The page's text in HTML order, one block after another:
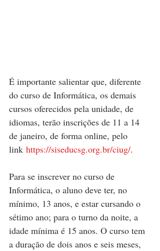
É importante salientar que, diferente
do curso de Informática, os demais
cursos oferecidos pela unidade, de
idiomas, terão inscrições de 11 a 14
de janeiro, de forma online, pelo
link https://siseducsg.org.br/ciug/.
Para se inscrever no curso de
Informática, o aluno deve ter, no
mínimo, 13 anos, e estar cursando o
sétimo ano; para o turno da noite, a
idade mínima é 15 anos. O curso tem
a duração de dois anos e seis meses,